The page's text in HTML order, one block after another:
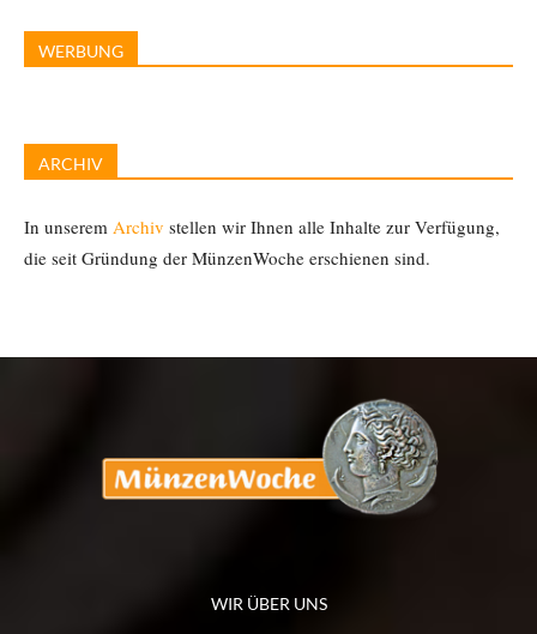
WERBUNG
ARCHIV
In unserem Archiv stellen wir Ihnen alle Inhalte zur Verfügung,
die seit Gründung der MünzenWoche erschienen sind.
WIR ÜBER UNS